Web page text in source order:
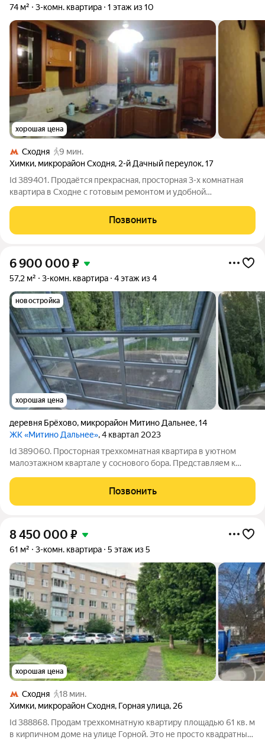
74 м² 3-комн. квартира 1 этаж из 10
хорошая цена
Сходня
9 мин.
Химки, микрорайон Сходня, 2-й Дачный переулок,17
Id 389401. Продаётся прекрасная, просторная 3-х комнатная
квартира в Сходне с готовым ремонтом и удобной
площадью 74 кв. м на первом этаже
Позвонить
6 900 000 ₽
57,2 м² 3-комн. квартира 4 этаж из 4
новостройка
хорошая цена
деревня Брёхово, микрорайон Митино Дальнее,14
ЖК «Митино Дальнее», 4 квартал 2023
Id 389060. Просторная трехкомнатная квартира в уютном
малоэтажном квартале у соснового бора. Представляем к
современном малоэтажном жилом комплексе "Митино
Дальнее". Объект расположен в деревне
Позвонить
8 450 000 ₽
61 м² 3-комн. квартира 5 этаж из 5
хорошая цена
Сходня
18 мин.
Химки, микрорайон Сходня, Горная улица, 26
Id 388868. Продам трехкомнатную квартиру площадью 61 кв. м
в кирпичном доме на улице Горной. Это не просто квадратные